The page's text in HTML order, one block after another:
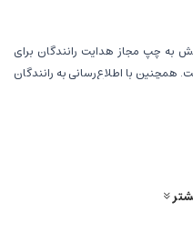
به چپ مجاز هدایت رانندگان برای
با اطلاع‌رسانی به رانندگان